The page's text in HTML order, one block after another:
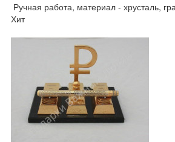
Ручная работа, материал - хрусталь,
Хит